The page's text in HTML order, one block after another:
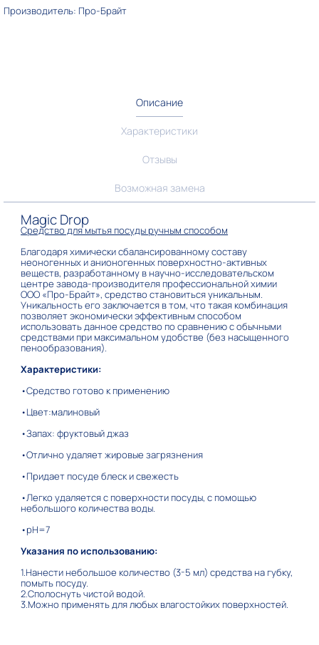
Производитель: Про-Брайт
Описание
Характеристики
Отзывы
Возможная замена
Magic Drop
Средство для мытья посуды ручным способом
Благодаря химически сбалансированному составу
неоногенных и анионогенных поверхностно-активных
веществ, разработанному в научно-исследовательском
центре завода-производителя профессиональной химии
ООО «Про-Брайт», средство становиться уникальным.
Уникальность его заключается в том, что такая комбинация
позволяет экономически эффективным способом
использовать данное средство по сравнению с обычными
средствами при максимальном удобстве (без насыщенного
пенообразования).
Характеристики:
•Средство готово к применению
•Цвет:малиновый
•Запах: фруктовый джаз
•Отлично удаляет жировые загрязнения
•Придает посуде блеск и свежесть
•Легко удаляется с поверхности посуды, с помощью
небольшого количества воды.
•рН=7
Указания по использованию:
1.Нанести небольшое количество (3-5 мл) средства на губку,
помыть посуду.
2.Сполоснуть чистой водой.
3.Можно применять для любых влагостойких поверхностей.